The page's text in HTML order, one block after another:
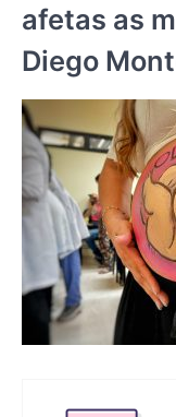
afetas as
Diego